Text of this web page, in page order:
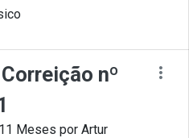
nº
Meses por Artur